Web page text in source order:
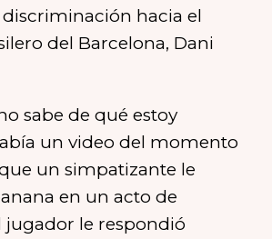
hacia el
del Barcelona, Dani
sabe de qué estoy
un video del momento
un simpatizante le
en un acto de
jugador le respondió